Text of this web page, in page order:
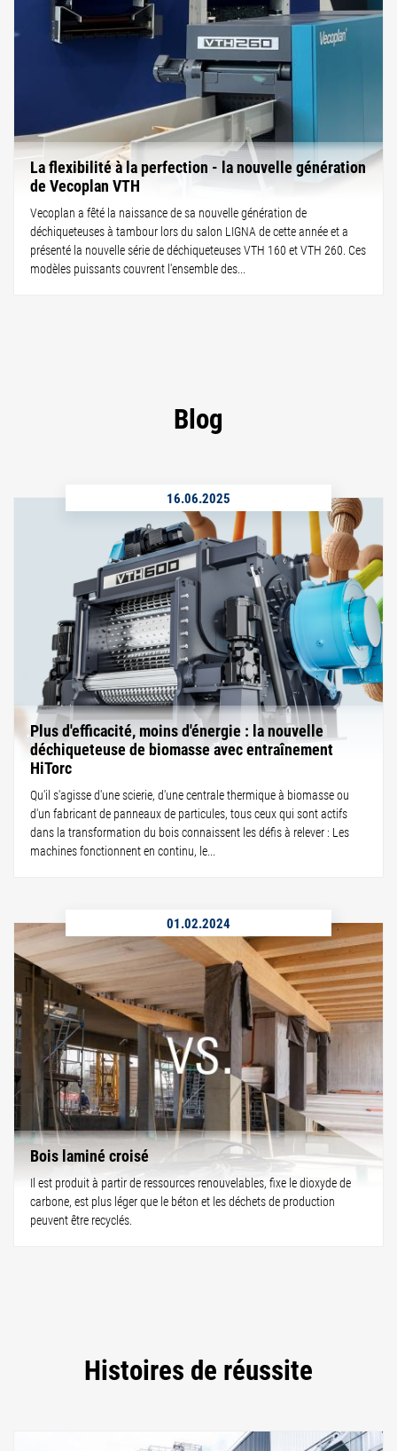
La flexibilité à la perfection - la nouvelle génération
de Vecoplan VTH
Vecoplan a fêté la naissance de sa nouvelle génération de
déchiqueteuses à tambour lors du salon LIGNA de cette année et a
présenté la nouvelle série de déchiqueteuses VTH 160 et VTH 260. Ces
modèles puissants couvrent l'ensemble des...
Blog
16.06.2025
Plus d'efficacité, moins d'énergie : la nouvelle
déchiqueteuse de biomasse avec entraînement
HiTorc
Qu'il s'agisse d'une scierie, d'une centrale thermique à biomasse ou
d'un fabricant de panneaux de particules, tous ceux qui sont actifs
dans la transformation du bois connaissent les défis à relever : Les
machines fonctionnent en continu, le...
01.02.2024
Bois laminé croisé
Il est produit à partir de ressources renouvelables, fixe le dioxyde de
carbone, est plus léger que le béton et les déchets de production
peuvent être recyclés.
Histoires de réussite